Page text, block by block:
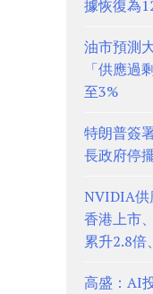
據恢復為
油市預測
「供應
至3%
特朗普簽
長政府停
NVIDIA供
香港上市
累升2.8倍
高盛：AI